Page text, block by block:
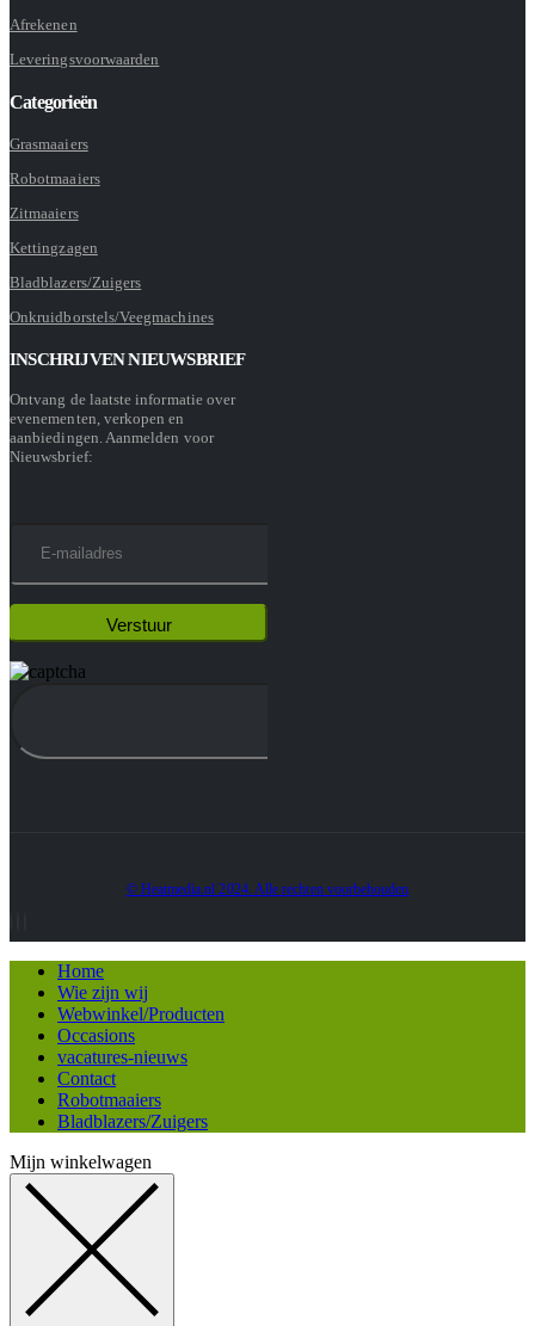
Afrekenen
Leveringsvoorwaarden
Categorieën
Grasmaaiers
Robotmaaiers
Zitmaaiers
Kettingzagen
Bladblazers/Zuigers
Onkruidborstels/Veegmachines
INSCHRIJVEN NIEUWSBRIEF
Ontvang de laatste informatie over
evenementen, verkopen en
aanbiedingen. Aanmelden voor
Nieuwsbrief:
© Heatmedia.nl 2024. Alle rechten voorbehouden
Home
Wie zijn wij
Webwinkel/Producten
Occasions
vacatures-nieuws
Contact
Robotmaaiers
Bladblazers/Zuigers
Mijn winkelwagen